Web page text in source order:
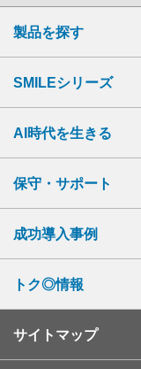
製品を探す
SMILEシリーズ
AI時代を生きる
保守・サポート
成功導入事例
トク◎情報
サイトマップ